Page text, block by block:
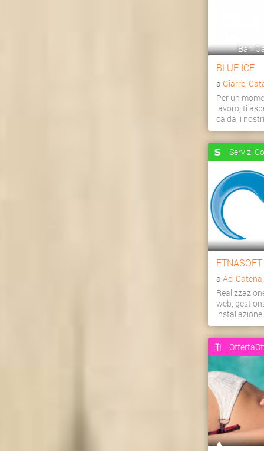
Bar,
BLUE ICE
a Giarre,
Per un
lavoro, ti
calda, i
Servizi
ETNASOFT
aAci
web,